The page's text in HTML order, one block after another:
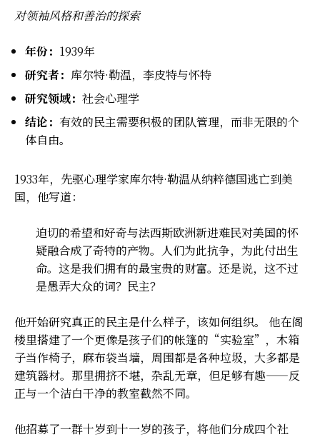
对领袖风格和善治的探索
年份： 1939年
研究者： 库尔特·勒温，李皮特与怀特
研究领域： 社会心理学
结论： 有效的民主需要积极的团队管理，而非无限的个
体自由。
1933年，先驱心理学家库尔特·勒温从纳粹德国逃亡到美
国，他写道：
迫切的希望和好奇与法西斯欧洲新进难民对美国的怀
疑融合成了奇特的产物。人们为此抗争，为此付出生
命。这是我们拥有的最宝贵的财富。还是说，这不过
是愚弄大众的词？民主？
他开始研究真正的民主是什么样子，该如何组织。 他在阁
楼里搭建了一个更像是孩子们的帐篷的“实验室”，木箱
子当作椅子，麻布袋当墙，周围都是各种垃圾，大多都是
建筑器材。那里拥挤不堪，杂乱无章，但足够有趣——反
正与一个洁白干净的教室截然不同。
他招募了一群十岁到十一岁的孩子，将他们分成四个社